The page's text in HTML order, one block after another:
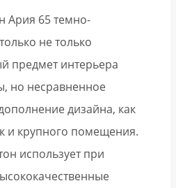
Ария 65 темно-
не только
предмет интерьера
но несравненное
дизайна, как
и крупного помещения.
использует при